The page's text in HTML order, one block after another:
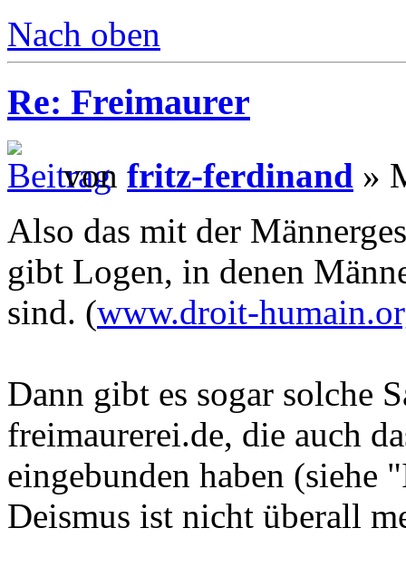
Nach oben
Re: Freimaurer
von fritz-ferdinand »
Also das mit der
gibt Logen, in denen
sind. (www.droit-
Dann gibt es sogar solche
freimaurerei.de, die auch
eingebunden haben
Deismus ist nicht überall